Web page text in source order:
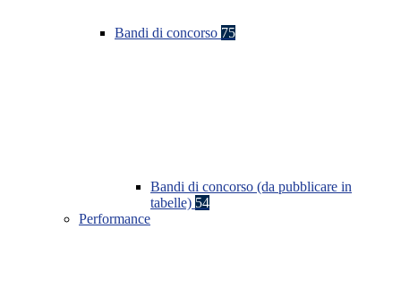
Bandi di concorso 75
Bandi di concorso (da pubblicare in
tabelle) 54
Performance